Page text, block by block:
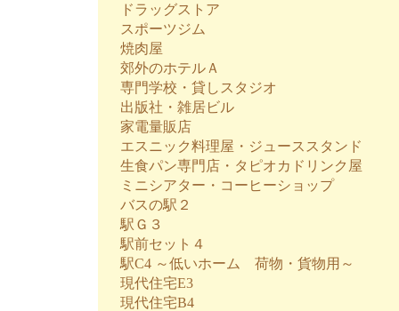
ドラッグストア
スポーツジム
焼肉屋
郊外のホテルＡ
専門学校・貸しスタジオ
出版社・雑居ビル
家電量販店
エスニック料理屋・ジューススタンド
生食パン専門店・タピオカドリンク屋
ミニシアター・コーヒーショップ
バスの駅２
駅Ｇ３
駅前セット４
駅C4 ～低いホーム 荷物・貨物用～
現代住宅E3
現代住宅B4